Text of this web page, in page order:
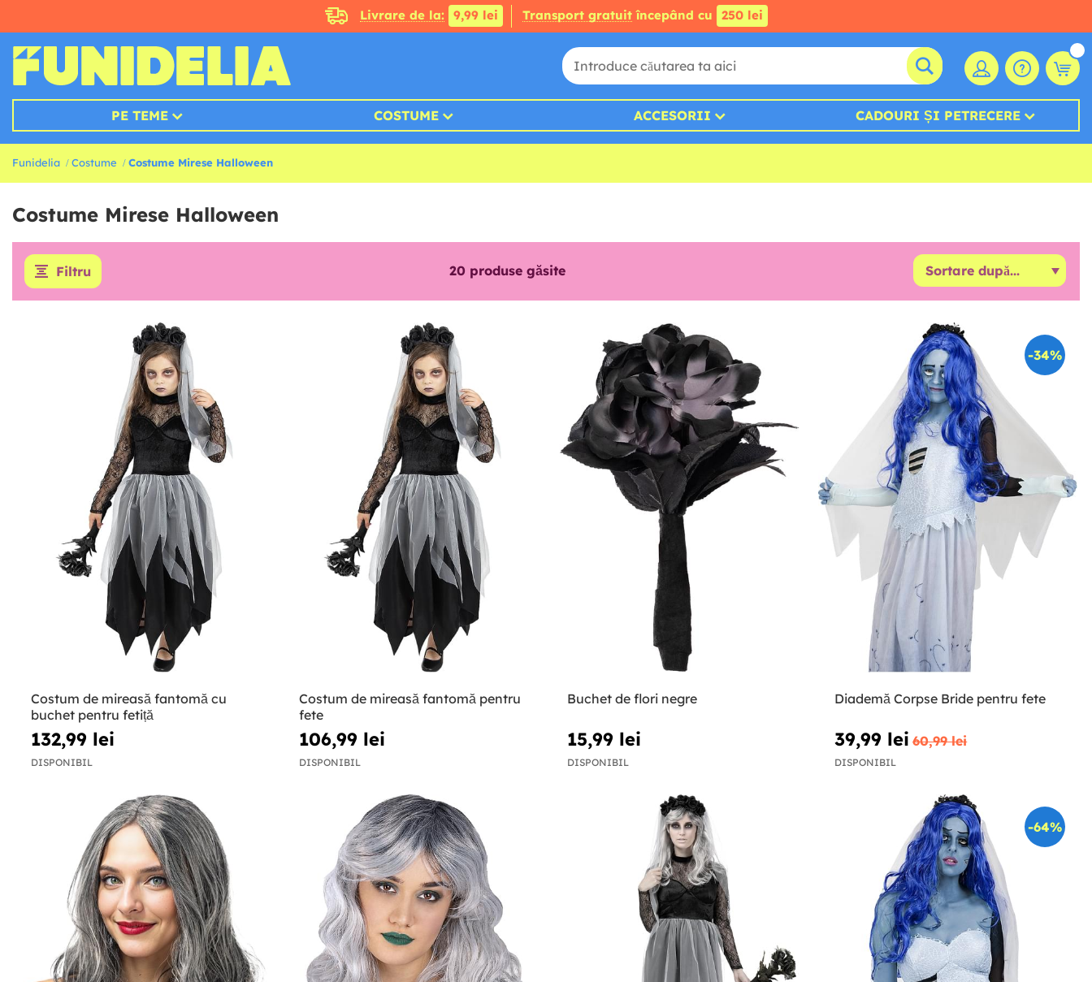
Livrare de la: 9,99 lei Transport gratuitîncepând cu 250 lei
PE TEME COSTUME ACCESORII CADOURI ȘI PETRECERE
Funidelia Costume Costume Mirese Halloween
Costume Mirese Halloween
Filtru 20 produse găsite
Costum de mireasă fantomă cu
buchet pentru fetiță
132,99 lei
DISPONIBIL
Costum de mireasă fantomă pentru
fete
106,99 lei
DISPONIBIL
Buchet de flori negre
15,99 lei
DISPONIBIL
-34%
Diademă Corpse Bride pentru fete
39,99 lei 60,99 lei
DISPONIBIL
-64%